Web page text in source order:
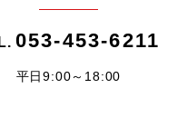
053-453-6211
平日9:00～18:00